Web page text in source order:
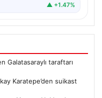
▲ +1.47%
Galatasaraylı taraftarı
Karatepe’den suikast